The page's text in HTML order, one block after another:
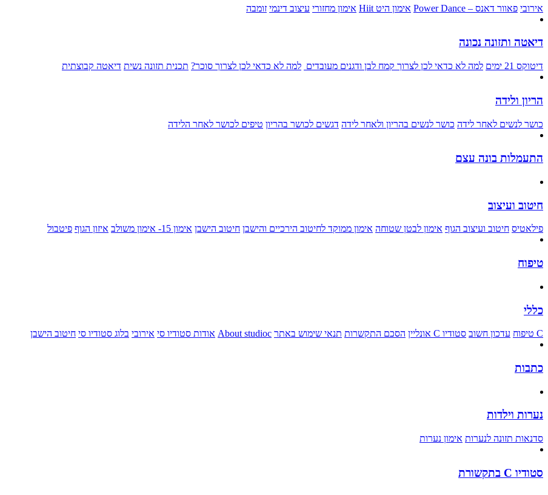
אירובי פאוור דאנס – Power Dance אימון היט Hiit אימון מחזורי עיצוב דינמי זומבה
דיאטה ותזונה נכונה
דיטוקס 21 ימים למה לא כדאי לכן לצרוך קמח לבן ודגנים מעובדים למה לא כדאי לכן לצרוך סוכר? תכנית תזונה נשית דיאטה קבוצתית
הריון ולידה
כושר לנשים לאחר לידה כושר לנשים בהריון ולאחר לידה דגשים לכושר בהריון טיפים לכושר לאחר הלידה
התעמלות בונה עצם
חיטוב ועיצוב
פילאטיס חיטוב ועיצוב הגוף אימון לבטן שטוחה אימון ממוקד לחיטוב הירכיים והישבן חיטוב הישבן אימון 15- אימון משולב איזון הגוף פיטבול
טיפוח
כללי
C טיפוח עדכון חשוב סטודיו C אונליין הסכם התקשרות תנאי שימוש באתר About studioc אודות סטודיו סי אירובי בלוג סטודיו סי חיטוב הישבן
כתבות
נערות וילדות
סדנאות תזונה לנערות אימון נערות
סטודיו C בתקשורת